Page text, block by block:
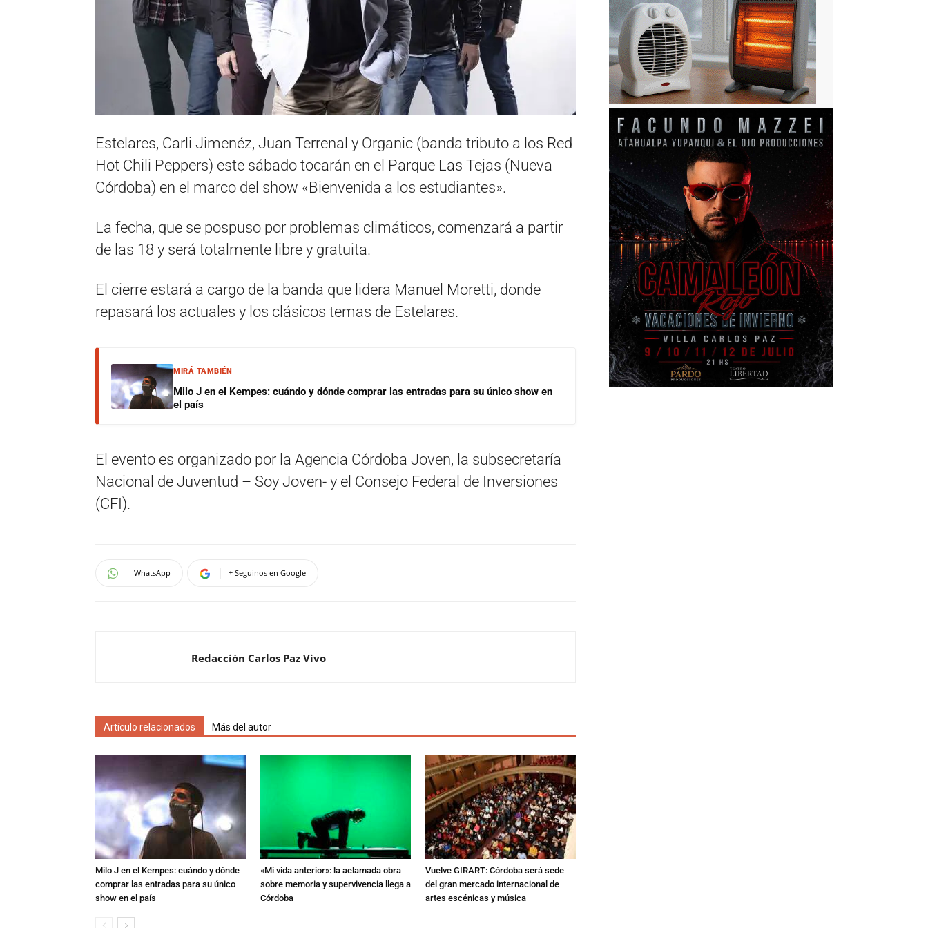
Estelares, Carli Jimenéz, Juan Terrenal y Organic (banda tributo a los Red
Hot Chili Peppers) este sábado tocarán en el Parque Las Tejas (Nueva
Córdoba) en el marco del show «Bienvenida a los estudiantes».
La fecha, que se pospuso por problemas climáticos, comenzará a partir
de las 18 y será totalmente libre y gratuita.
El cierre estará a cargo de la banda que lidera Manuel Moretti, donde
repasará los actuales y los clásicos temas de Estelares.
MIRÁ TAMBIÉN
Milo J en el Kempes: cuándo y dónde comprar las entradas para su único show en
el país
El evento es organizado por la Agencia Córdoba Joven, la subsecretaría
Nacional de Juventud – Soy Joven- y el Consejo Federal de Inversiones
(CFI).
WhatsApp + Seguinos en Google
Redacción Carlos Paz Vivo
Artículo relacionados Más del autor
Milo J en el Kempes: cuándo y dónde
comprar las entradas para su único
show en el país
«Mi vida anterior»: la aclamada obra
sobre memoria y supervivencia llega a
Córdoba
Vuelve GIRART: Córdoba será sede
del gran mercado internacional de
artes escénicas y música